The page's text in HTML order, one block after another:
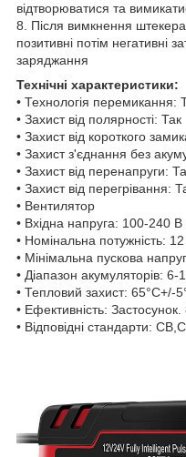
відтворюватися та
8. Після вимкнення штекера
позитивні потім негативні
заряджання
Технічні характеристики:
• Технологія перемикання:
• Захист від полярності: Так
• Захист від короткого
• Захист з'єднання без
• Захист від перенапруги:
• Захист від перегрівання:
• Вентилятор
• Вхідна напруга: 100-240
• Номінальна потужність:
• Мінімальна пускова
• Діапазон акумуляторів: 6-
• Тепловий захист: 65°C+/-
• Ефективність: Застосунок.
• Відповідні стандарти: